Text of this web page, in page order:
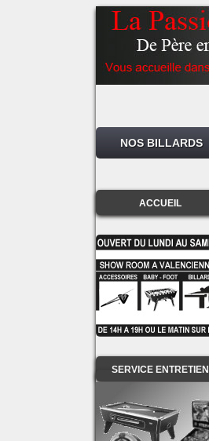
NOS BILLARDS
ACCUEIL
SERVICE ENTRETIEN